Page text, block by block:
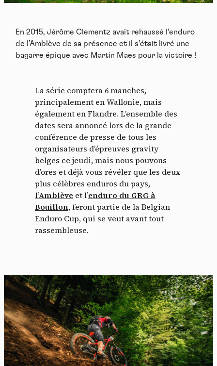
En 2015, Jérôme Clementz avait rehaussé l’enduro
de l’Amblève de sa présence et il s’était livré une
bagarre épique avec Martin Maes pour la victoire !
La série comptera 6 manches,
principalement en Wallonie, mais
également en Flandre. L’ensemble des
dates sera annoncé lors de la grande
conférence de presse de tous les
organisateurs d’épreuves gravity
belges ce jeudi, mais nous pouvons
d’ores et déjà vous révéler que les deux
plus célèbres enduros du pays,
l’Amblève et l’enduro du GRG à
Bouillon, feront partie de la Belgian
Enduro Cup, qui se veut avant tout
rassembleuse.